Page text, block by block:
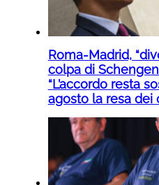
Roma-Madrid,
colpa di
“L’accordo resta
agosto la resa dei